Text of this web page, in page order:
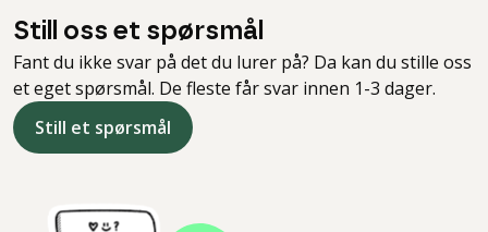
Still oss et spørsmål
Fant du ikke svar på det du lurer på? Da kan du stille oss
et eget spørsmål. De fleste får svar innen 1-3 dager.
Still et spørsmål